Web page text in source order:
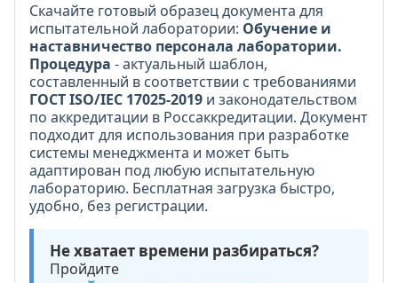
Скачайте готовый образец документа для
испытательной лаборатории: Обучение и
наставничество персонала лаборатории.
Процедура - актуальный шаблон,
составленный в соответствии с требованиями
ГОСТ ISO/IEC 17025-2019 и законодательством
по аккредитации в Россаккредитации. Документ
подходит для использования при разработке
системы менеджмента и может быть
адаптирован под любую испытательную
лабораторию. Бесплатная загрузка быстро,
удобно, без регистрации.
Не хватает времени разбираться?
Пройдите